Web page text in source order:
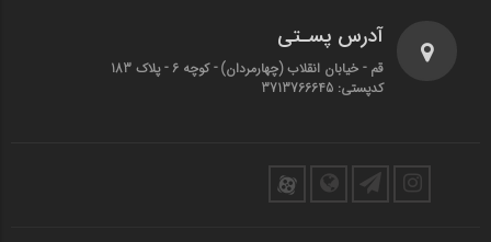
آدرس پسـتی
قم - خیابان انقلاب (چهارمردان)‌ - کوچه 6 - پلاک 183
کدپستی: 3713766645